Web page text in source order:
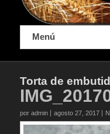
Menú
Torta de
por admin agosto 27, 2017